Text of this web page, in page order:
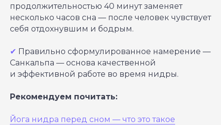
продолжительностью 40 минут заменяет
несколько часов сна — после человек чувствует
себя отдохнувшим и бодрым.
✔ Правильно сформулированное намерение —
Санкальпа — основа качественной
и эффективной работе во время нидры.
Рекомендуем почитать:
Йога нидра перед сном — что это такое